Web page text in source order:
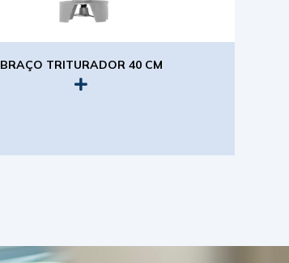
BRAÇO TRITURADOR 40 CM